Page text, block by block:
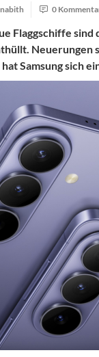
0
Flaggschiffe
Neuerungen
Samsung sich